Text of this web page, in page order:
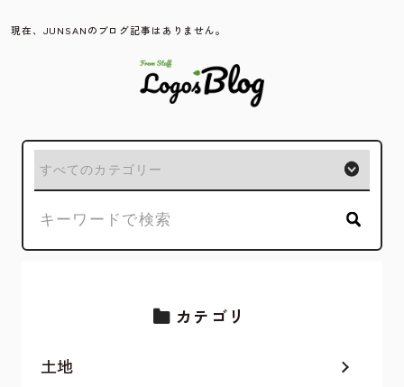
現在、JUNSANのブログ記事はありません。
カテゴリ
土地